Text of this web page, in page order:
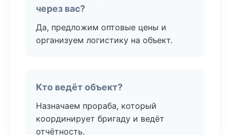
через вас?
Да, предложим оптовые цены и
организуем логистику на объект.
Кто ведёт объект?
Назначаем прораба, который
координирует бригаду и ведёт
отчётность.